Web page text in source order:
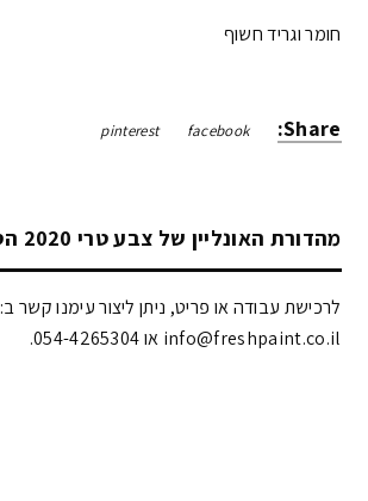
חומר וגריד חשוף
Share:
facebook
pinterest
מהדורת האונליין של צבע טרי 2020 הסתיימה!
לרכישת עבודה או פריט, ניתן ליצור עימנו קשר ב:
info@freshpaint.co.il‏ או 054-4265304.